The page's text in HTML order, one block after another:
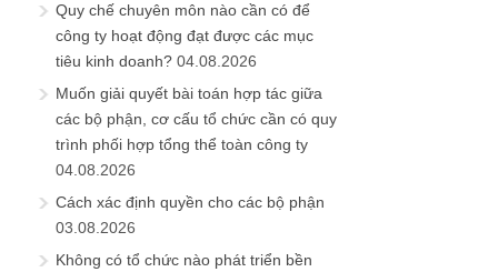
Quy chế chuyên môn nào cần có để
công ty hoạt động đạt được các mục
tiêu kinh doanh? 04.08.2026
Muốn giải quyết bài toán hợp tác giữa
các bộ phận, cơ cấu tổ chức cần có quy
trình phối hợp tổng thể toàn công ty
04.08.2026
Cách xác định quyền cho các bộ phận
03.08.2026
Không có tổ chức nào phát triển bền